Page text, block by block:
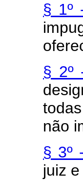
§ 1º
§ 2º
não
§ 3º
juiz